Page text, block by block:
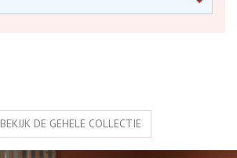
BEKIJK DE GEHELE COLLECTIE